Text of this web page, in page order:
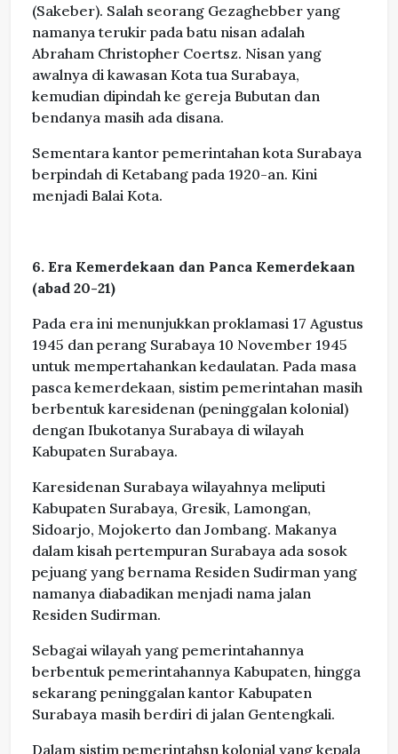
(Sakeber). Salah seorang Gezaghebber yang
namanya terukir pada batu nisan adalah
Abraham Christopher Coertsz. Nisan yang
awalnya di kawasan Kota tua Surabaya,
kemudian dipindah ke gereja Bubutan dan
bendanya masih ada disana.
Sementara kantor pemerintahan kota Surabaya
berpindah di Ketabang pada 1920-an. Kini
menjadi Balai Kota.
6. Era Kemerdekaan dan Panca Kemerdekaan
(abad 20-21)
Pada era ini menunjukkan proklamasi 17 Agustus
1945 dan perang Surabaya 10 November 1945
untuk mempertahankan kedaulatan. Pada masa
pasca kemerdekaan, sistim pemerintahan masih
berbentuk karesidenan (peninggalan kolonial)
dengan Ibukotanya Surabaya di wilayah
Kabupaten Surabaya.
Karesidenan Surabaya wilayahnya meliputi
Kabupaten Surabaya, Gresik, Lamongan,
Sidoarjo, Mojokerto dan Jombang. Makanya
dalam kisah pertempuran Surabaya ada sosok
pejuang yang bernama Residen Sudirman yang
namanya diabadikan menjadi nama jalan
Residen Sudirman.
Sebagai wilayah yang pemerintahannya
berbentuk pemerintahannya Kabupaten, hingga
sekarang peninggalan kantor Kabupaten
Surabaya masih berdiri di jalan Gentengkali.
Dalam sistim pemerintahsn kolonial yang kepala